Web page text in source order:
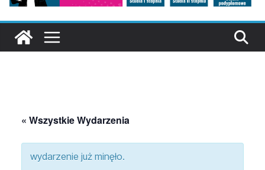
« Wszystkie Wydarzenia
wydarzenie już minęło.